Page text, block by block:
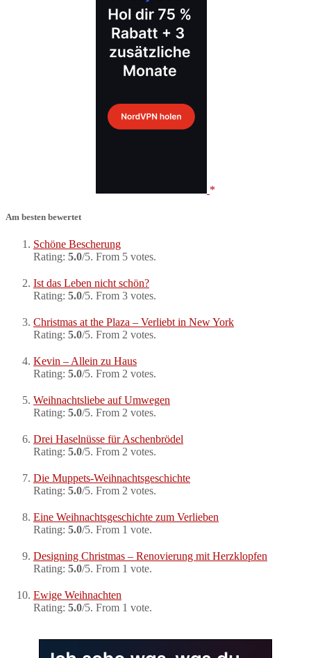
Am besten bewertet
Schöne Bescherung
Rating: 5.0/5. From 5 votes.
Ist das Leben nicht schön?
Rating: 5.0/5. From 3 votes.
Christmas at the Plaza – Verliebt in New York
Rating: 5.0/5. From 2 votes.
Kevin – Allein zu Haus
Rating: 5.0/5. From 2 votes.
Weihnachtsliebe auf Umwegen
Rating: 5.0/5. From 2 votes.
Drei Haselnüsse für Aschenbrödel
Rating: 5.0/5. From 2 votes.
Die Muppets-Weihnachtsgeschichte
Rating: 5.0/5. From 2 votes.
Eine Weihnachtsgeschichte zum Verlieben
Rating: 5.0/5. From 1 vote.
Designing Christmas – Renovierung mit Herzklopfen
Rating: 5.0/5. From 1 vote.
Ewige Weihnachten
Rating: 5.0/5. From 1 vote.